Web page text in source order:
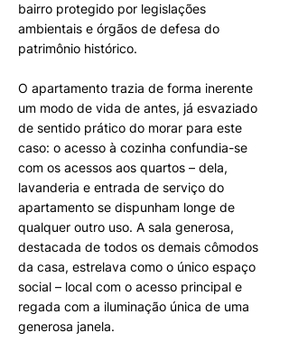
bairro protegido por legislações
ambientais e órgãos de defesa do
patrimônio histórico.
O apartamento trazia de forma inerente
um modo de vida de antes, já esvaziado
de sentido prático do morar para este
caso: o acesso à cozinha confundia-se
com os acessos aos quartos – dela,
lavanderia e entrada de serviço do
apartamento se dispunham longe de
qualquer outro uso. A sala generosa,
destacada de todos os demais cômodos
da casa, estrelava como o único espaço
social – local com o acesso principal e
regada com a iluminação única de uma
generosa janela.